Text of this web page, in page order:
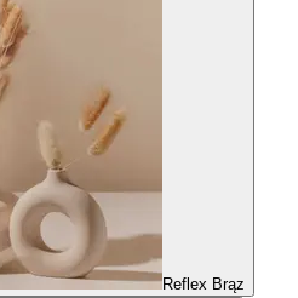
Reflex Brąz